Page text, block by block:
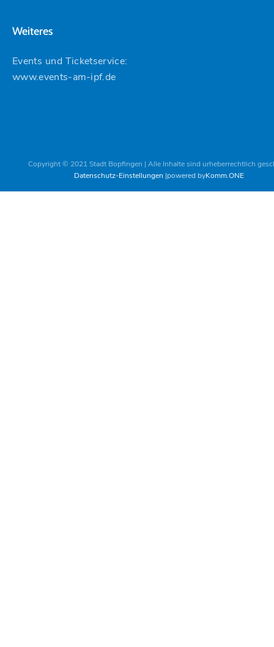
Weiteres
Events und Ticketservice:
www.events-am-ipf.de
Copyright © 2021 Stadt Bopfingen | Alle Inhalte sind urheberrechtlich
Datenschutz-Einstellungen powered byKomm.ONE